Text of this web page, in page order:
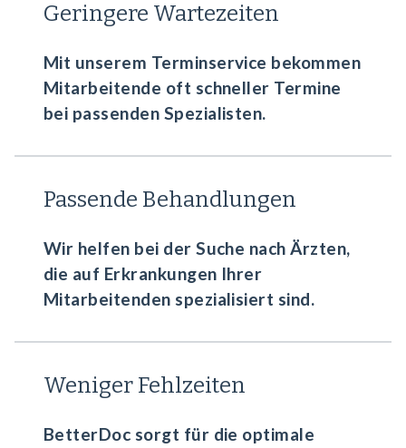
Geringere Wartezeiten
Mit unserem Terminservice bekommen
Mitarbeitende oft schneller Termine
bei passenden Spezialisten.
Passende Behandlungen
Wir helfen bei der Suche nach Ärzten,
die auf Erkrankungen Ihrer
Mitarbeitenden spezialisiert sind.
Weniger Fehlzeiten
BetterDoc sorgt für die optimale